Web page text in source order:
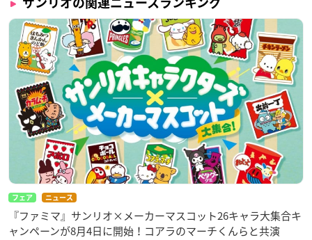
サンリオの関連ニュースランキング
フェア ニュース
『ファミマ』サンリオ×メーカーマスコット26キャラ大集合キ
ャンペーンが8月4日に開始！コアラのマーチくんらと共演